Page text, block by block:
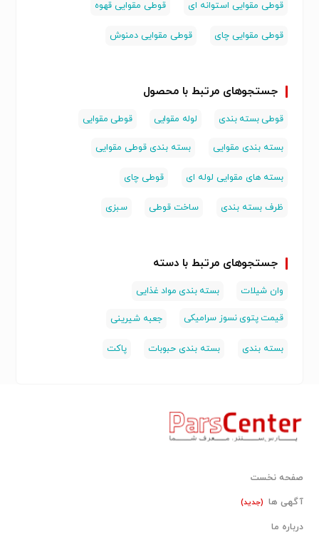
قوطی مقوایی استوانه ای قوطی مقوایی قهوه
قوطی مقوایی چای قوطی مقوایی دمنوش
جستجوهای مرتبط با محصول
قوطی بسته بندی لوله مقوایی قوطی مقوایی
بسته بندی مقوایی بسته بندی قوطی مقوایی
بسته های مقوایی لوله ای قوطی چای
ظرف بسته بندی ساخت قوطی سبزی
جستجوهای مرتبط با دسته
وان شیلات بسته بندی مواد غذایی
قیمت پتوی نسوز سرامیکی جعبه شیرینی
بسته بندی بسته بندی حبوبات پاکت
صفحه نخست
آگهی ها (جدید)
درباره ما